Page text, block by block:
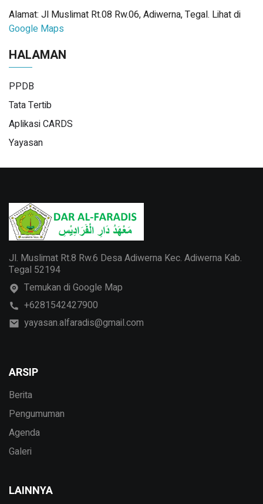
Alamat: Jl Muslimat Rt.08 Rw.06, Adiwerna, Tegal. Lihat di
Google Maps
HALAMAN
PPDB
Tata Tertib
Aplikasi CARDS
Yayasan
Jl. Muslimat Rt.8 Rw.6 Desa Adiwerna Kec. Adiwerna Kab.
Tegal 52194
Temukan di Google Map
+6281542427900
yayasan.alfaradis@gmail.com
ARSIP
Berita
Pengumuman
Agenda
Galeri
LAINNYA